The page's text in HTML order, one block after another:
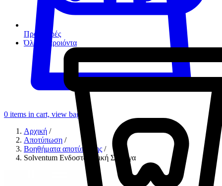
Προσφορές
Όλα τα προιόντα
0 items in cart, view bag
Αρχική /
Αποτύπωση /
Βοηθήματα αποτύπωσης /
Solventum Ενδοστοματική Σύριγγα